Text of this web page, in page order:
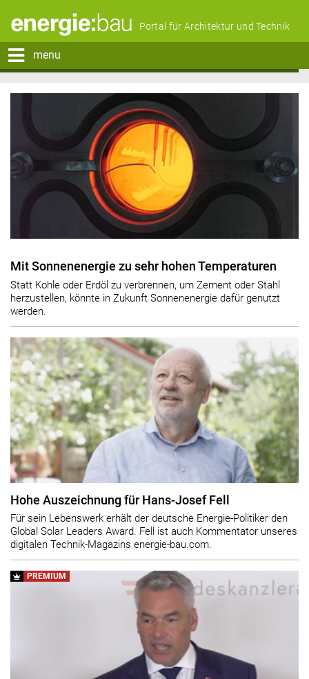
Portal für Architektur und Technik
menu
Mit Sonnenenergie zu sehr hohen Temperaturen
Statt Kohle oder Erdöl zu verbrennen, um Zement oder Stahl
herzustellen, könnte in Zukunft Sonnenenergie dafür genutzt
werden.
Hohe Auszeichnung für Hans-Josef Fell
Für sein Lebenswerk erhält der deutsche Energie-Politiker den
Global Solar Leaders Award. Fell ist auch Kommentator unseres
digitalen Technik-Magazins energie-bau.com.
PREMIUM